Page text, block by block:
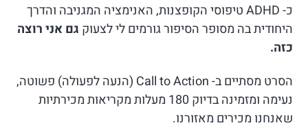
כ- ADHD טיפוסי הקופצנות, האנימציה המגניבה והדרך
היחודית בה מסופר הסיפור גורמים לי לצעוק גם אני רוצה
כזה.
הסרט מסתיים ב- Call to Action (הנעה לפעולה) פשוטה,
נעימה ומזמינה בדיוק 180 מעלות מקריאות מכירתיות
שאנחנו מכירים מאזורנו.